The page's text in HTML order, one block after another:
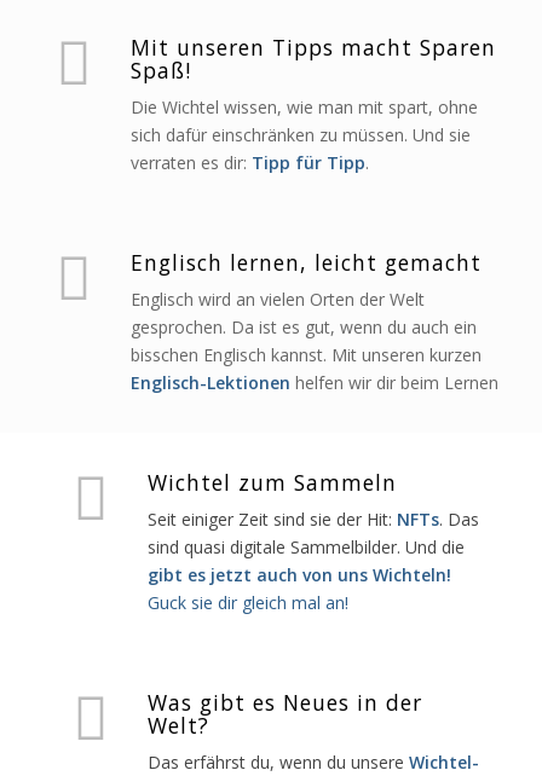
Mit unseren Tipps macht Sparen
Spaß!
Die Wichtel wissen, wie man mit spart, ohne
sich dafür einschränken zu müssen. Und sie
verraten es dir: Tipp für Tipp.
Englisch lernen, leicht gemacht
Englisch wird an vielen Orten der Welt
gesprochen. Da ist es gut, wenn du auch ein
bisschen Englisch kannst. Mit unseren kurzen
Englisch-Lektionen helfen wir dir beim Lernen
Wichtel zum Sammeln
Seit einiger Zeit sind sie der Hit: NFTs. Das
sind quasi digitale Sammelbilder. Und die
gibt es jetzt auch von uns Wichteln!
Guck sie dir gleich mal an!
Was gibt es Neues in der
Welt?
Das erfährst du, wenn du unsere Wichtel-